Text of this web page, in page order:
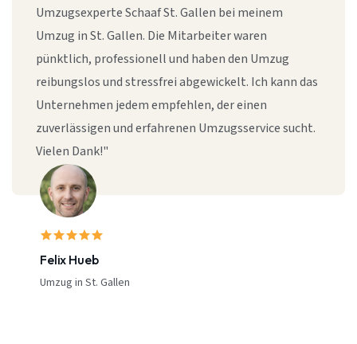
Felix Hueb
Umzug in St. Gallen
Umzugsexperte Schaaf St. Gallen bei meinem
Umzug in St. Gallen. Die Mitarbeiter waren
pünktlich, professionell und haben den Umzug
reibungslos und stressfrei abgewickelt. Ich kann das
Unternehmen jedem empfehlen, der einen
zuverlässigen und erfahrenen Umzugsservice sucht.
Vielen Dank!"